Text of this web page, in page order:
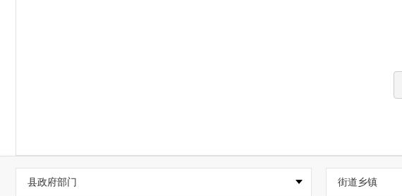
县政府部门 街道乡镇